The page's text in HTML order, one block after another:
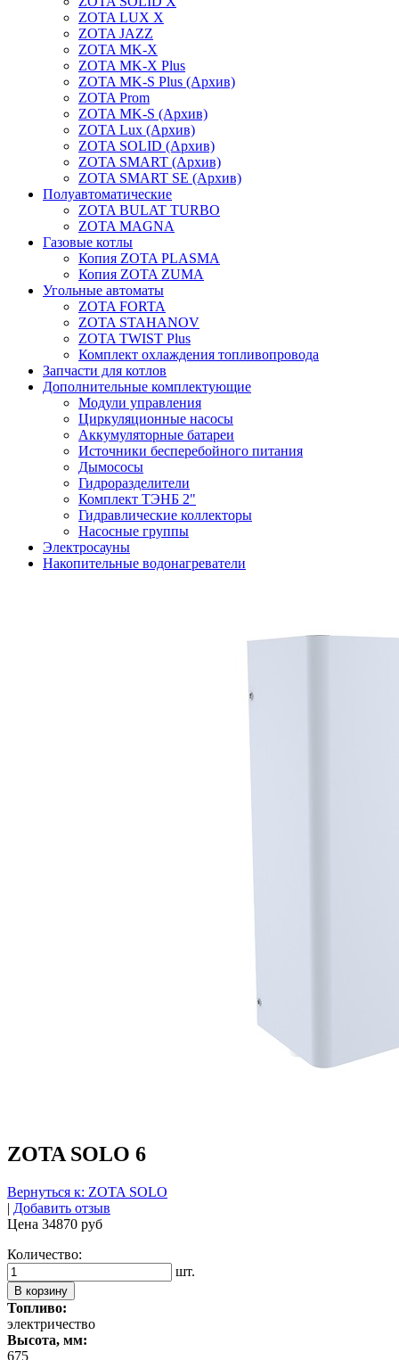
ZOTA LUX X
ZOTA JAZZ
ZOTA MK-Х
ZOTA MK-X Plus
ZOTA MK-S Plus (Архив)
ZOTA Prom
ZOTA MK-S (Архив)
ZOTA Lux (Архив)
ZOTA SOLID (Архив)
ZOTA SMART (Архив)
ZOTA SMART SE (Архив)
Полуавтоматические
ZOTA BULAT TURBO
ZOTA MAGNA
Газовые котлы
Копия ZOTA PLASMA
Копия ZOTA ZUMA
Угольные автоматы
ZOTA FORTA
ZOTA STAHANOV
ZOTA TWIST Plus
Комплект охлаждения топливопровода
Запчасти для котлов
Дополнительные комплектующие
Модули управления
Циркуляционные насосы
Аккумуляторные батареи
Источники бесперебойного питания
Дымососы
Гидроразделители
Комплект ТЭНБ 2"
Гидравлические коллекторы
Насосные группы
Электросауны
Накопительные водонагреватели
ZOTA SOLO 6
Вернуться к: ZOTA SOLO
| Добавить отзыв
Цена 34870 руб
Количество:
шт.
В корзину
Топливо:
электричество
Высота, мм:
675